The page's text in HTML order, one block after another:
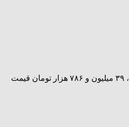
هر گرم طلای ۱۸عیار در بازار تهران با کاهش ۲۷ هزار تومانی به قیمت ۳ میلیون و ۲۵۱ هزار تومان رسید. اما هر قطعه سکه امامی در بازار با افزایش ۳۱۷ هزار تومانی، ۳۹ میلیون و ۷۸۶ هزار تومان قیمت